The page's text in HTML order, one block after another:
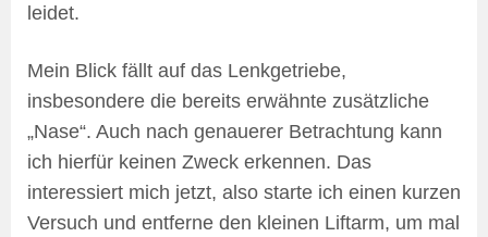
leidet.
Mein Blick fällt auf das Lenkgetriebe,
insbesondere die bereits erwähnte zusätzliche
„Nase“. Auch nach genauerer Betrachtung kann
ich hierfür keinen Zweck erkennen. Das
interessiert mich jetzt, also starte ich einen kurzen
Versuch und entferne den kleinen Liftarm, um mal